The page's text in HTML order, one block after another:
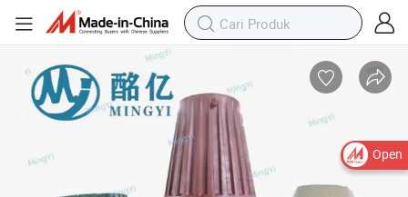
Open